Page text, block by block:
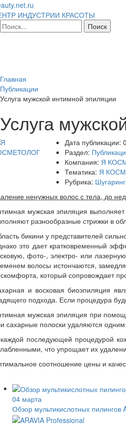
ИНДУСТРИИ КРАСОТЫ
Главная
Публикации
Услуга мужской интимной эпиляции
Услуга
Дата публикации:
Раздел:
Компания: Я
Тематика: Я
Рубрика: Шугаринг
ненужных волос с тела, до
мужская эпиляция
разнообразные стрижки в
бикини у представителей
это дает кратковременный
фото-, электро- или
волосы истончаются,
который сопровождает
и восковая биоэпиляция
подхода. Если процедура
мужская эпиляция при
сахарные полоски удаляются
последующей процедурой
что упрощает их
соотношение цены и
04 марта
Обзор мультикислотных пилингов